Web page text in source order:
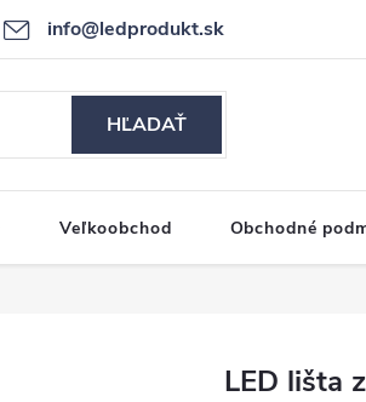
info@ledprodukt.sk
HĽADAŤ
Veľkoobchod Obchodné
LED lišta